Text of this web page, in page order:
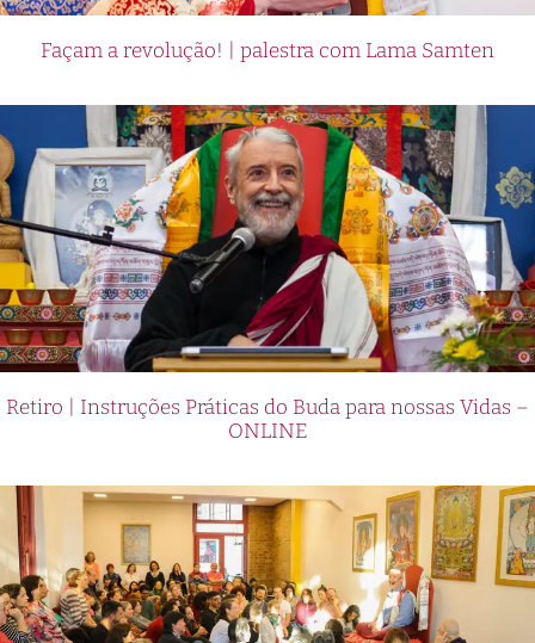
Façam a revolução! | palestra com Lama Samten
Retiro | Instruções Práticas do Buda para nossas Vidas –
ONLINE